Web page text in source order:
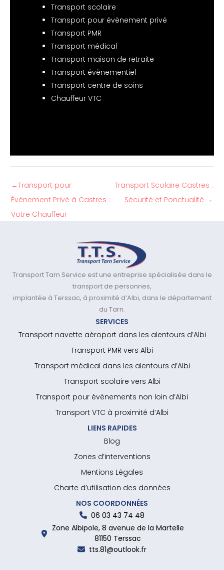
Transport scolaire
Transport pour évènement privé
Transport PMR
Transport médical
Transport maison de retraite
Transport évènementiel
Transport centre de soins
Chauffeur VTC
←Transport pour
Évènement Privé à Castres :
Votre Chauffeur
Transport Scolaire Castres :
Sécurité et Ponctualité →
Transport Tarn Service est une entreprise spécialisée dans le
transport de personnes,
implantée à Terssac, à proximité d’Albi, dans le département
du Tarn.
SERVICES
Transport navette aéroport dans les alentours d’Albi
Transport PMR vers Albi
Transport médical dans les alentours d’Albi
Transport scolaire vers Albi
Transport pour événements non loin d’Albi
Transport VTC à proximité d’Albi
LIENS RAPIDES
Blog
Zones d’interventions
Mentions Légales
Charte d’utilisation des données
NOS COORDONNÉES
06 03 43 74 48
Zone Albipole, 8 avenue de la Martelle
81150 Terssac
tts.81@outlook.fr